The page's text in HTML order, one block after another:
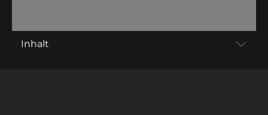
Inhalt